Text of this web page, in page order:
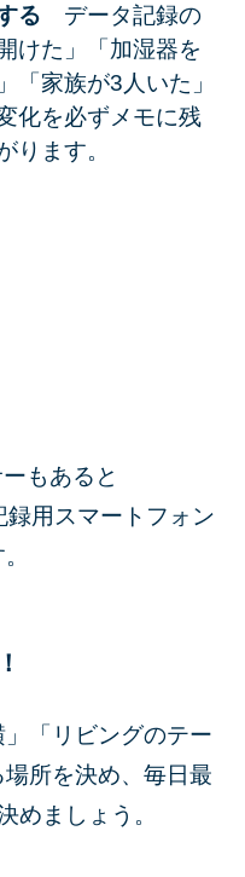
する データ記録の
けた」「加湿器を
「家族が3人いた」
化を必ずメモに残
ります。
もあると
用スマートフォン
」「リビングのテー
所を決め、毎日最
めましょう。